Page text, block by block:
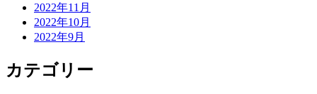
2022年11月
2022年10月
2022年9月
カテゴリー